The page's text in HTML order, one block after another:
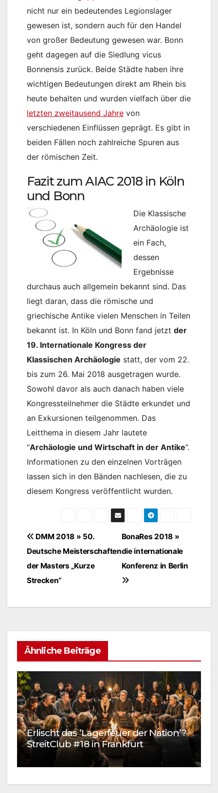
nicht nur ein bedeutendes Legionslager
gewesen ist, sondern auch für den Handel
von großer Bedeutung gewesen war. Bonn
geht dagegen auf die Siedlung vicus
Bonnensis zurück. Beide Städte haben ihre
wichtigen Bedeutungen direkt am Rhein bis
heute behalten und wurden vielfach über die
letzten zweitausend Jahre von
verschiedenen Einflüssen geprägt. Es gibt in
beiden Fällen noch zahlreiche Spuren aus
der römischen Zeit.
Fazit zum AIAC 2018 in Köln
und Bonn
Die Klassische
Archäologie ist
ein Fach,
dessen
Ergebnisse
durchaus auch allgemein bekannt sind. Das
liegt daran, dass die römische und
griechische Antike vielen Menschen in Teilen
bekannt ist. In Köln und Bonn fand jetzt der
19. Internationale Kongress der
Klassischen Archäologie statt, der vom 22.
bis zum 26. Mai 2018 ausgetragen wurde.
Sowohl davor als auch danach haben viele
Kongressteilnehmer die Städte erkundet und
an Exkursionen teilgenommen. Das
Leitthema in diesem Jahr lautete
“Archäologie und Wirtschaft in der Antike”.
Informationen zu den einzelnen Vorträgen
lassen sich in den Bänden nachlesen, die zu
diesem Kongress veröffentlicht wurden.
Beitragsnavigation
BonaRes 2018 »
die internationale
Konferenz in Berlin
DMM 2018 » 50.
Deutsche Meisterschaften
der Masters „Kurze
Strecken“
Ähnliche Beiträge
Erlischt das ‘Lagerfeuer der Nation’?
StreitClub #18 in Frankfurt